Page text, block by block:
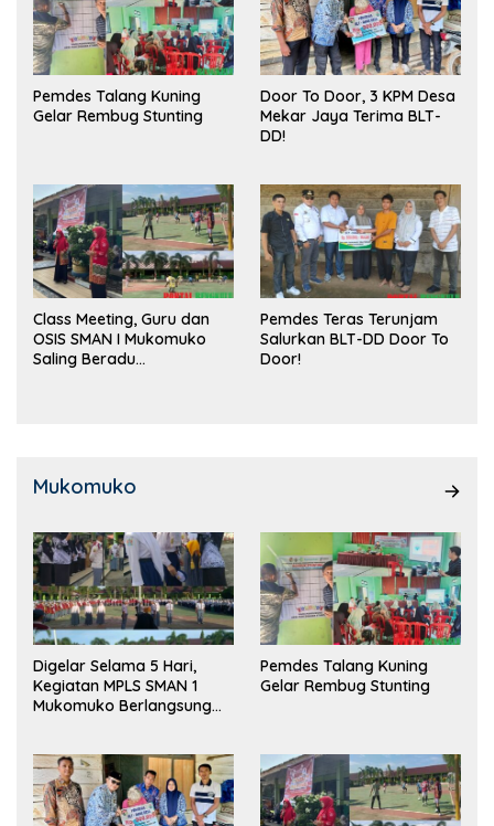
Pemdes Talang Kuning
Gelar Rembug Stunting
Door To Door, 3 KPM Desa
Mekar Jaya Terima BLT-
DD!
Class Meeting, Guru dan
OSIS SMAN I Mukomuko
Saling Beradu
Pemdes Teras Terunjam
Salurkan BLT-DD Door To
Door!
Mukomuko
Digelar Selama 5 Hari,
Kegiatan MPLS SMAN 1
Mukomuko Berlangsung
Pemdes Talang Kuning
Gelar Rembug Stunting